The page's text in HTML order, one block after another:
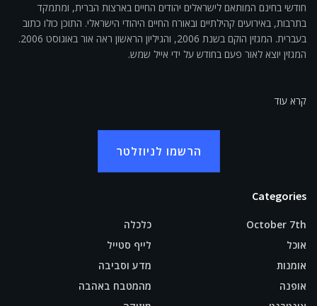
חודשי בחינם המותאם לישראלים יהודים החיים בארצות הברית, ומתמקד
בתרבות, באירועים קהילתיים ובאורח החיים היהודי הישראלי. התוכן כולו כתוב
בעברית. המגזין הוקם בשנת 2006, והגיליון הראשון ראה אור באוגוסט 2006.
המגזין יוצא לאור פעם בחודש על ידי אייל שמש.
קרא עוד
הרשמו לניוזלטר
Categories
October 7th
אוכל
אומנות
אופנה
כלכלה
לייף סטייל
מדע וסביבה
מהמטבח באהבה